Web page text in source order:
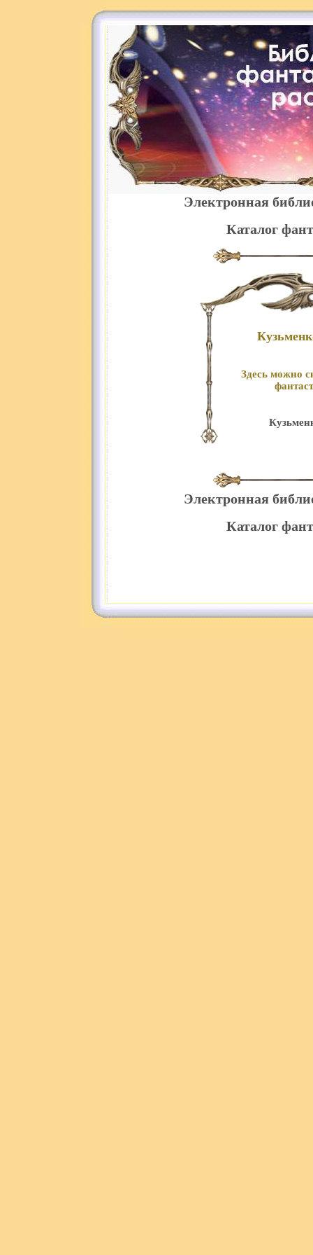
Электронная
Каталог
Здесь можно
Электронная
Каталог